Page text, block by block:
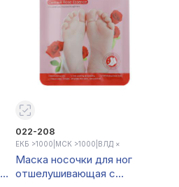
022-208
ЕКБ >1000 МСК >1000 ВЛД ×
Маска носочки для ног
отшелушивающая с